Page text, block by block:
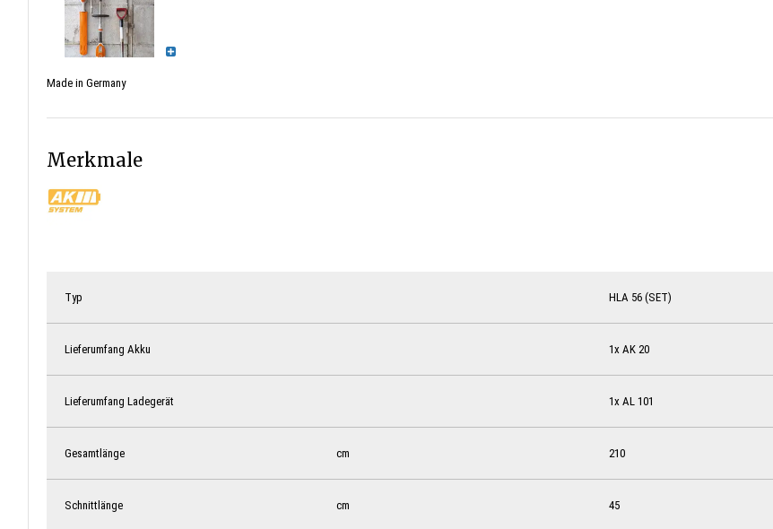
Made in Germany
Merkmale
Typ HLA 56 (SET)
Lieferumfang Akku 1x AK 20
Lieferumfang Ladegerät 1x AL 101
Gesamtlänge cm 210
Schnittlänge cm 45